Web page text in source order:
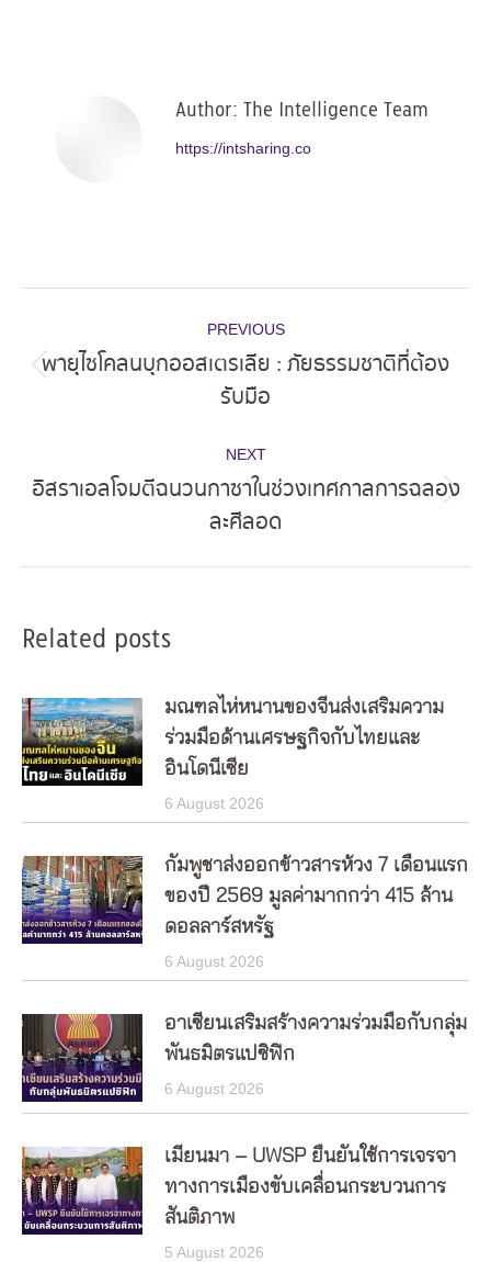
Author: The Intelligence Team
https://intsharing.co
navigation
PREVIOUS
post:
พายุไซโคลนบุกออสเตรเลีย : ภัยธรรมชาติที่ต้อง
รับมือ
NEXT
post:
อิสราเอลโจมตีฉนวนกาซาในช่วงเทศกาลการฉลอง
ละศีลอด
Related posts
มณฑลไห่หนานของจีนส่งเสริมความ
ร่วมมือด้านเศรษฐกิจกับไทยและ
อินโดนีเซีย
6 August 2026
กัมพูชาส่งออกข้าวสารห้วง 7 เดือนแรก
ของปี 2569 มูลค่ามากกว่า 415 ล้าน
ดอลลาร์สหรัฐ
6 August 2026
อาเซียนเสริมสร้างความร่วมมือกับกลุ่ม
พันธมิตรแปซิฟิก
6 August 2026
เมียนมา – UWSP ยืนยันใช้การเจรจา
ทางการเมืองขับเคลื่อนกระบวนการ
สันติภาพ
5 August 2026